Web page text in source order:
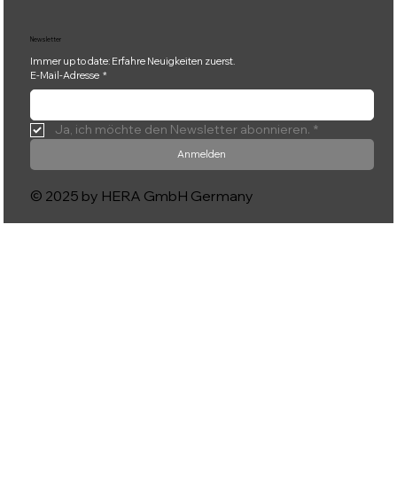
Newsletter
Immer up to date: Erfahre Neuigkeiten zuerst.
E-Mail-Adresse *
Ja, ich möchte den Newsletter abonnieren. *
Anmelden
© 2025 by HERA GmbH Germany